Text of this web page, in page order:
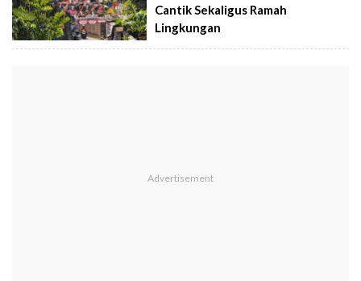
Cantik Sekaligus Ramah
Lingkungan